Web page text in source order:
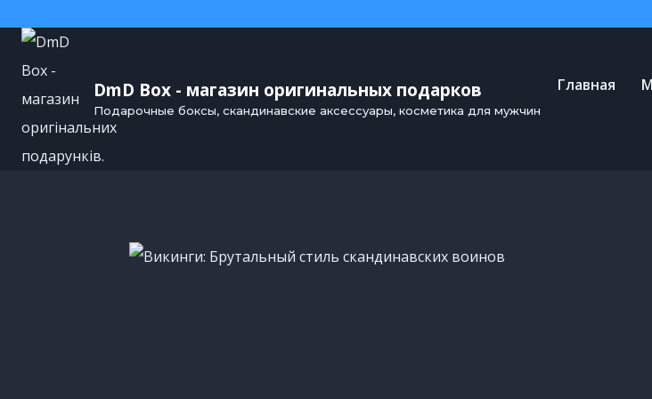
DmD Box - магазин оригинальных подарков
Подарочные боксы, скандинавские аксессуары, косметика для мужчин
Главная